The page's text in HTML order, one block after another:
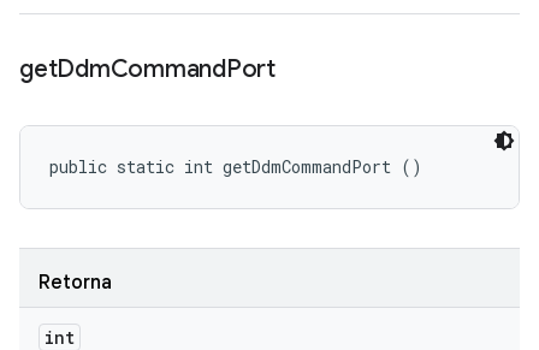
getDdmCommandPort
public static int getDdmCommandPort ()
Retorna
int